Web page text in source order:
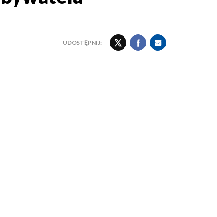
UDOSTĘPNIJ: